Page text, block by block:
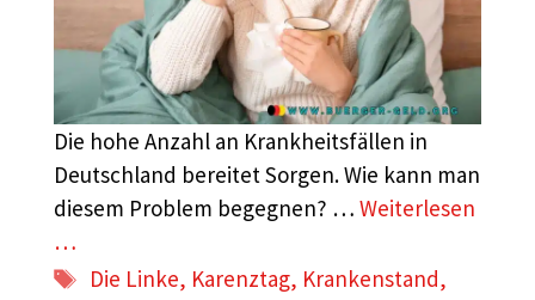
Die hohe Anzahl an Krankheitsfällen in
Deutschland bereitet Sorgen. Wie kann man
diesem Problem begegnen? … Weiterlesen
…
Schlagwörter
Die Linke, Karenztag, Krankenstand,